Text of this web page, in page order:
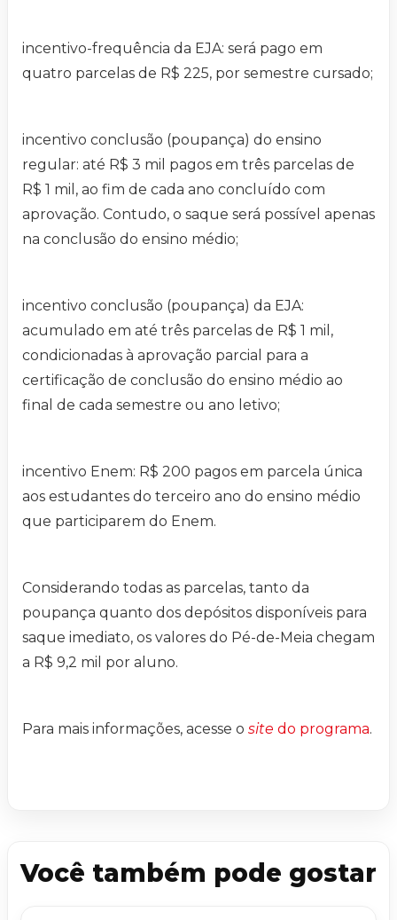
incentivo-frequência da EJA: será pago em
quatro parcelas de R$ 225, por semestre cursado;
incentivo conclusão (poupança) do ensino
regular: até R$ 3 mil pagos em três parcelas de
R$ 1 mil, ao fim de cada ano concluído com
aprovação. Contudo, o saque será possível apenas
na conclusão do ensino médio;
incentivo conclusão (poupança) da EJA:
acumulado em até três parcelas de R$ 1 mil,
condicionadas à aprovação parcial para a
certificação de conclusão do ensino médio ao
final de cada semestre ou ano letivo;
incentivo Enem: R$ 200 pagos em parcela única
aos estudantes do terceiro ano do ensino médio
que participarem do Enem.
Considerando todas as parcelas, tanto da
poupança quanto dos depósitos disponíveis para
saque imediato, os valores do Pé-de-Meia chegam
a R$ 9,2 mil por aluno.
Para mais informações, acesse o site do programa.
Você também pode gostar